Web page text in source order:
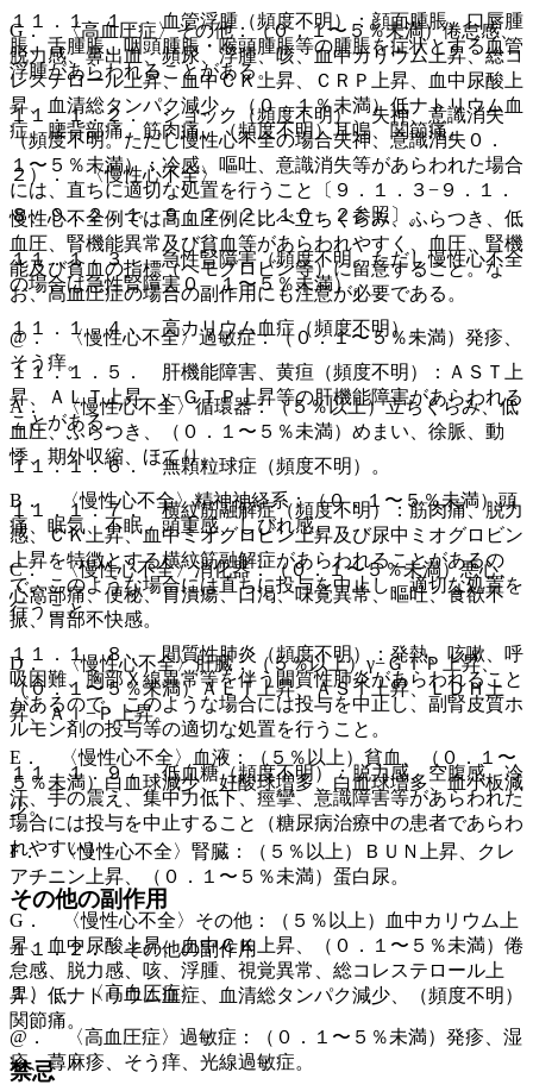
G． 〈高血圧症〉その他：（０．１〜５％未満）倦怠感、
脱力感、鼻出血、頻尿、浮腫、咳、血中カリウム上昇、総コ
レステロール上昇、血中ＣＫ上昇、ＣＲＰ上昇、血中尿酸上
昇、血清総タンパク減少、（０．１％未満）低ナトリウム血
症、腰背部痛、筋肉痛、（頻度不明）耳鳴、関節痛。
２）． 〈慢性心不全〉
慢性心不全例では高血圧例に比べ立ちくらみ、ふらつき、低
血圧、腎機能異常及び貧血等があらわれやすく、血圧、腎機
能及び貧血の指標（ヘモグロビン等）に留意すること。な
お、高血圧症の場合の副作用にも注意が必要である。
@． 〈慢性心不全〉過敏症：（０．１〜５％未満）発疹、
そう痒。
A． 〈慢性心不全〉循環器：（５％以上）立ちくらみ、低
血圧、ふらつき、（０．１〜５％未満）めまい、徐脈、動
悸、期外収縮、ほてり。
B． 〈慢性心不全〉精神神経系：（０．１〜５％未満）頭
痛、眠気、不眠、頭重感、しびれ感。
C． 〈慢性心不全〉消化器：（０．１〜５％未満）悪心、
心窩部痛、便秘、胃潰瘍、口渇、味覚異常、嘔吐、食欲不
振、胃部不快感。
D． 〈慢性心不全〉肝臓：（５％以上）γ−ＧＴＰ上昇、
（０．１〜５％未満）ＡＬＴ上昇、ＡＳＴ上昇、ＬＤＨ上
昇、Ａｌ−Ｐ上昇。
E． 〈慢性心不全〉血液：（５％以上）貧血、（０．１〜
５％未満）白血球減少、好酸球増多、白血球増多、血小板減
少。
F． 〈慢性心不全〉腎臓：（５％以上）ＢＵＮ上昇、クレ
アチニン上昇、（０．１〜５％未満）蛋白尿。
G． 〈慢性心不全〉その他：（５％以上）血中カリウム上
昇、血中尿酸上昇、血中ＣＫ上昇、（０．１〜５％未満）倦
怠感、脱力感、咳、浮腫、視覚異常、総コレステロール上
昇、低ナトリウム血症、血清総タンパク減少、（頻度不明）
関節痛。
禁忌
１１．１．１． 血管浮腫（頻度不明）：顔面腫脹、口唇腫
脹、舌腫脹、咽頭腫脹・喉頭腫脹等の腫脹を症状とする血管
浮腫があらわれることがある。
１１．１．２． ショック（頻度不明）、失神、意識消失
（頻度不明。ただし慢性心不全の場合失神、意識消失０．
１〜５％未満）：冷感、嘔吐、意識消失等があらわれた場合
には、直ちに適切な処置を行うこと〔９．１．３−９．１．
８、９．２．１、９．２．２、１０．２参照〕。
１１．１．３． 急性腎障害（頻度不明。ただし慢性心不全
の場合は急性腎障害０．１〜５％未満）。
１１．１．４． 高カリウム血症（頻度不明）。
１１．１．５． 肝機能障害、黄疸（頻度不明）：ＡＳＴ上
昇、ＡＬＴ上昇、γ−ＧＴＰ上昇等の肝機能障害があらわれる
ことがある。
１１．１．６． 無顆粒球症（頻度不明）。
１１．１．７． 横紋筋融解症（頻度不明）：筋肉痛、脱力
感、ＣＫ上昇、血中ミオグロビン上昇及び尿中ミオグロビン
上昇を特徴とする横紋筋融解症があらわれることがあるの
で、このような場合には直ちに投与を中止し、適切な処置を
行うこと。
１１．１．８． 間質性肺炎（頻度不明）：発熱、咳嗽、呼
吸困難、胸部Ｘ線異常等を伴う間質性肺炎があらわれること
があるので、このような場合には投与を中止し、副腎皮質ホ
ルモン剤の投与等の適切な処置を行うこと。
１１．１．９． 低血糖（頻度不明）：脱力感、空腹感、冷
汗、手の震え、集中力低下、痙攣、意識障害等があらわれた
場合には投与を中止すること（糖尿病治療中の患者であらわ
れやすい）。
その他の副作用
１１．２． その他の副作用
１）． 〈高血圧症〉
@． 〈高血圧症〉過敏症：（０．１〜５％未満）発疹、湿
疹、蕁麻疹、そう痒、光線過敏症。